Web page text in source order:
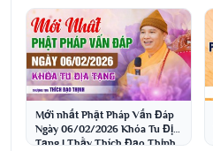
Mới nhất Phật Pháp Vấn Đáp
Ngày 06/02/2026 Khóa Tu Địa
Tạng | Thầy Thích Đạo Thịnh